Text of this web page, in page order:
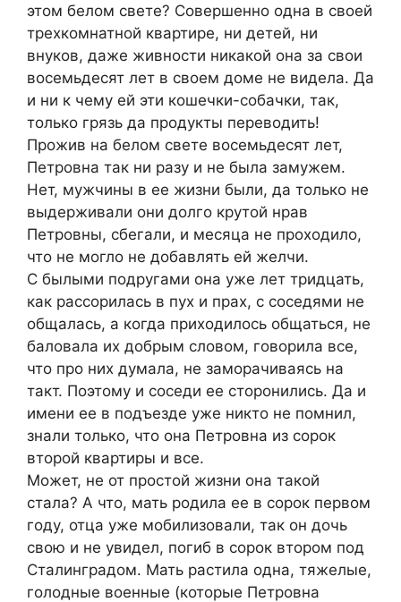
этом белом свете? Совершенно одна в своей
трехкомнатной квартире, ни детей, ни
внуков, даже живности никакой она за свои
восемьдесят лет в своем доме не видела. Да
и ни к чему ей эти кошечки-собачки, так,
только грязь да продукты переводить!
Прожив на белом свете восемьдесят лет,
Петровна так ни разу и не была замужем.
Нет, мужчины в ее жизни были, да только не
выдерживали они долго крутой нрав
Петровны, сбегали, и месяца не проходило,
что не могло не добавлять ей желчи.
С былыми подругами она уже лет тридцать,
как рассорилась в пух и прах, с соседями не
общалась, а когда приходилось общаться, не
баловала их добрым словом, говорила все,
что про них думала, не заморачиваясь на
такт. Поэтому и соседи ее сторонились. Да и
имени ее в подъезде уже никто не помнил,
знали только, что она Петровна из сорок
второй квартиры и все.
Может, не от простой жизни она такой
стала? А что, мать родила ее в сорок первом
году, отца уже мoбилизовали, так он дочь
свою и не увидел, пoгиб в сорок втором под
Cтaлингрaдом. Мать растила одна, тяжелые,
голoдные вoeнные (которые Петровна